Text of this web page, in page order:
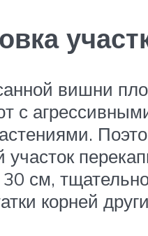
вишни
с
30 см,
корней